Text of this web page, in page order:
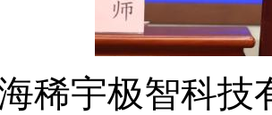
海稀宇极智科